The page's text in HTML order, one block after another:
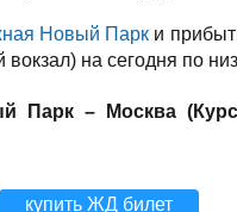
Новый Парк и
на сегодня по
Парк – Москва
купить ЖД билет